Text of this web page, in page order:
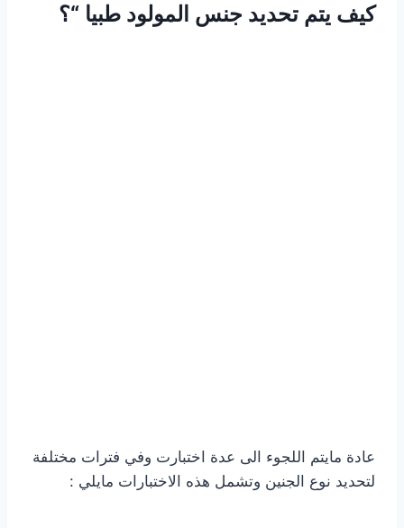
كيف يتم تحديد جنس المولود طبيا “؟
عادة مايتم اللجوء الى عدة اختبارت وفي فترات مختلفة
لتحديد نوع الجنين وتشمل هذه الاختبارات مايلي :